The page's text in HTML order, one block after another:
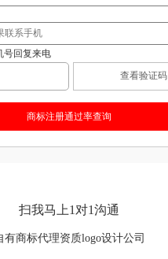
号回复来电
查看验证码
扫我马上1对1沟通
有商标代理资质logo设计公司